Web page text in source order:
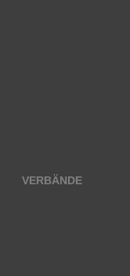
VERBÄNDE